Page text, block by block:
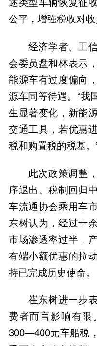
公平，增强税收对收
经济学者、工
会委员盘和林表示
能源车有过度偏向
源车同等待遇。“我
生显著变化，新能
交通工具，若优惠
税和购置税的税基。
此次政策调整
序退出、税制回归
车流通协会乘用车
东树认为，经过十
市场渗透率过半，
有端小额优惠的拉
持已完成历史使命。
崔东树进一步
费者而言影响有
300—400元车船税